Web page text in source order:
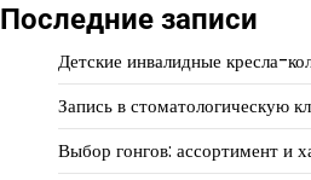
Последние записи
Детские инвалидные кресла-
Запись в стоматологическую
Выбор гонгов: ассортимент и